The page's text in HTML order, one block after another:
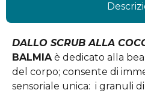
DALLO SCRUB ALLA
BALMIAè dedicato alla
del corpo; consente di
sensoriale unica: i granuli